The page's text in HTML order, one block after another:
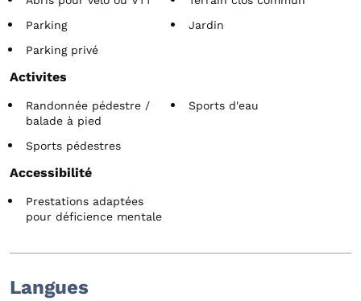
Parking
Jardin
Parking privé
Activites
Randonnée pédestre /
balade à pied
Sports d'eau
Sports pédestres
Accessibilité
Prestations adaptées
pour déficience mentale
Langues